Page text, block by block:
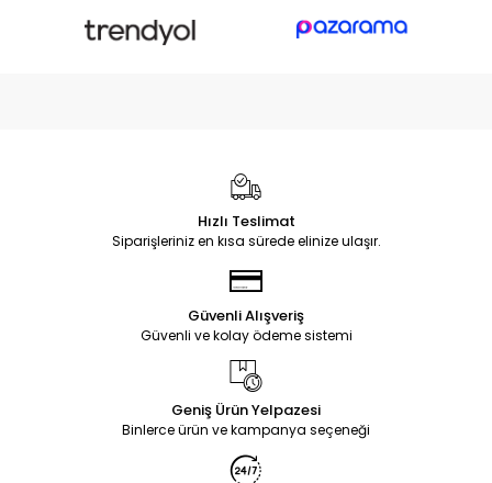
Hızlı Teslimat
Siparişleriniz en kısa sürede elinize ulaşır.
Güvenli Alışveriş
Güvenli ve kolay ödeme sistemi
Geniş Ürün Yelpazesi
Binlerce ürün ve kampanya seçeneği